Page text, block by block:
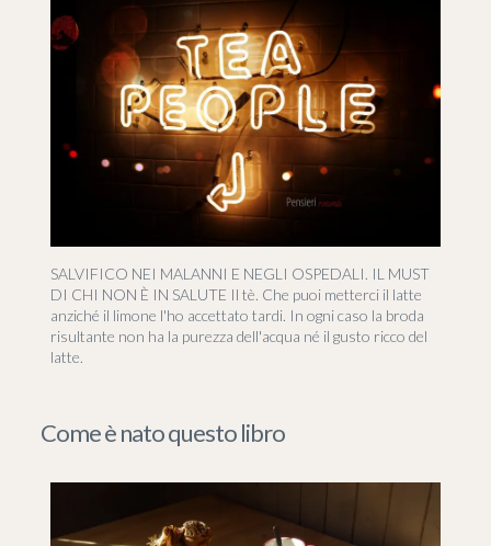
SALVIFICO NEI MALANNI E NEGLI OSPEDALI. IL MUST
DI CHI NON È IN SALUTE Il tè. Che puoi metterci il latte
anziché il limone l'ho accettato tardi. In ogni caso la broda
risultante non ha la purezza dell'acqua né il gusto ricco del
latte.
Come è nato questo libro